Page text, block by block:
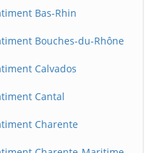
Bas-Rhin
Bouches-du-Rhône
Calvados
Cantal
Charente